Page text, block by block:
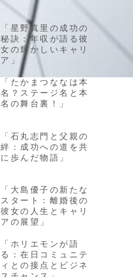
「星野真里の成功の
秘訣：年収が語る彼
女の輝かしいキャリ
ア」
「たかまつななは本
名？ステージ名と本
名の舞台裏！」
「石丸志門と父親の
絆：成功への道を共
に歩んだ物語」
「大島優子の新たな
スタート：離婚後の
彼女の人生とキャリ
アの展望」
「ホリエモンが語
る：在日コミュニテ
ィとの接点とビジネ